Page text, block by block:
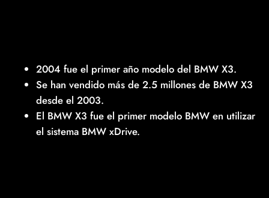
2004 fue el primer año modelo del BMW X3.
Se han vendido más de 2.5 millones de BMW X3
desde el 2003.
El BMW X3 fue el primer modelo BMW en utilizar
el sistema BMW xDrive.